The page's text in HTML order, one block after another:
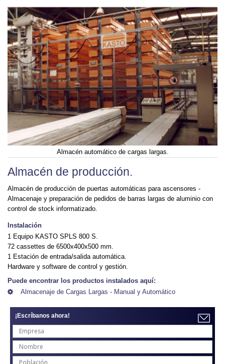
Almacén automático de cargas largas.
Almacén de producción.
Almacén de producción de puertas automáticas para ascensores -
Almacenaje y preparación de pedidos de barras largas de aluminio con
control de stock informatizado.
Instalación
1 Equipo KASTO SPLS 800 S.
72 cassettes de 6500x400x500 mm.
1 Estación de entrada/salida automática.
Hardware y software de control y gestión.
Puede encontrar los productos instalados aquí:
Almacenaje de Cargas Largas - Manual y Automático
¡Escríbanos ahora!